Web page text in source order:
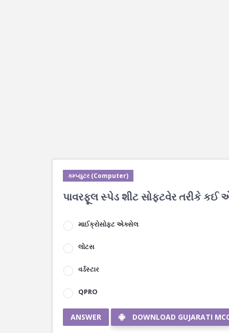
કમ્પ્યુટર (Computer)
પાવરફૂલ સ્પેડ શીટ સોફ્ટવેર તરીકે કઈ
માઈક્રોસોફ્ટ એક્સેલ
લોટસ
વર્ડસ્ટાર
QPRO
ANSWER DOWNLOAD GUJARATI